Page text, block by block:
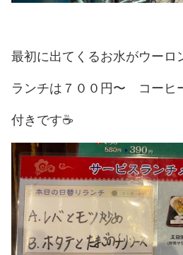
最初に出てくるお水がウーロ
ランチは７００円〜 コーヒ
付きです☕️